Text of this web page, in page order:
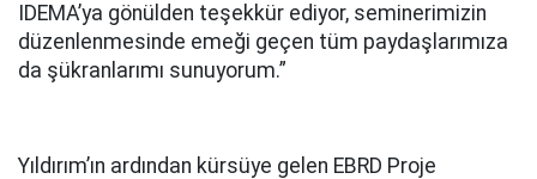
IDEMA’ya gönülden teşekkür ediyor, seminerimizin
düzenlenmesinde emeği geçen tüm paydaşlarımıza
da şükranlarımı sunuyorum.”
Yıldırım’ın ardından kürsüye gelen EBRD Proje